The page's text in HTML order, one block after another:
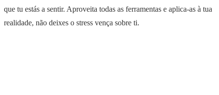
que tu estás a sentir. Aproveita todas as ferramentas e aplica-as à tua
realidade, não deixes o stress vença sobre ti.